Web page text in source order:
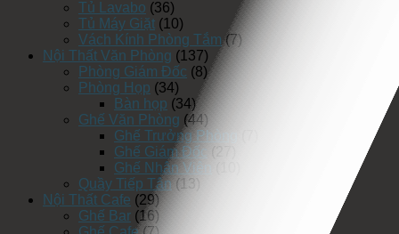
Tủ Lavabo (36)
Tủ Máy Giặt (10)
Vách Kính Phòng Tắm (7)
Nội Thất Văn Phòng (137)
Phòng Giám Đốc (8)
Phòng Họp (34)
Bàn họp (34)
Ghế Văn Phòng (44)
Ghế Trưởng Phòng
Ghế Giám Đốc
(27)
Ghế Nhân Viên
Quầy Tiếp Tân (13)
Nội Thất Cafe (29)
Ghế Bar (16)